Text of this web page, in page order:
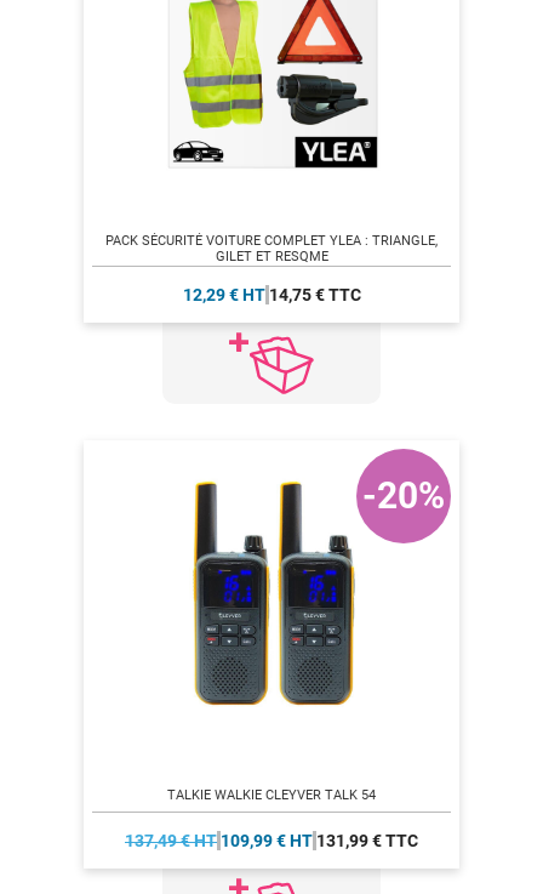
PACK SÉCURITÉ VOITURE COMPLET YLEA : TRIANGLE,
GILET ET RESQME
12,29 € HT 14,75 € TTC
TALKIE WALKIE CLEYVER TALK 54
137,49 € HT 109,99 € HT 131,99 € TTC
-20%